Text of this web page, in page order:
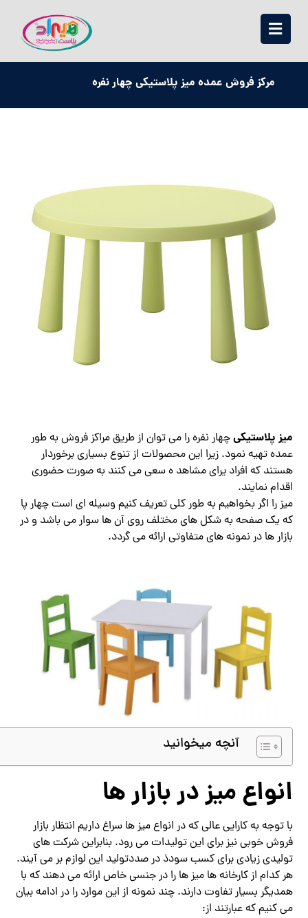
مرکز فروش عمده میز پلاستیکی چهار نفره
میز پلاستیکیچهار نفره را می توان از طریق مراکز فروش به طور
عمده تهیه نمود. زیرا این محصولات از تنوع بسیاری برخوردار
هستند که افراد یرای مشاهد ه سعی می کنند به صورت حضوری
اقدام نمایند.
میز را اگر بخواهیم به طور کلی تعریف کنیم وسیله ای است چهار پا
که یک صفحه به شکل های مختلف روی آن ها سوار می باشد و در
بازار ها در نمونه های متفاوتی ارائه می گردد.
آنچه میخوانید
انواع میز در بازار ها
با توجه به کارایی عالی که در انواع میز ها سراغ داریم انتظار بازار
فروش خوبی نیز برای این تولیدات می رود. بنابراین شرکت های
تولیدی زیادی برای کسب سودذ در صددتولید این لوازم بر می آیند.
هر کدام از کارخانه ها میز ها را در جنسی خاص ارائه می دهند که با
همدیگر بسیار تفاوت دارند. چند نمونه از این موارد را در ادامه بیان
می کنیم که عبارتند از: